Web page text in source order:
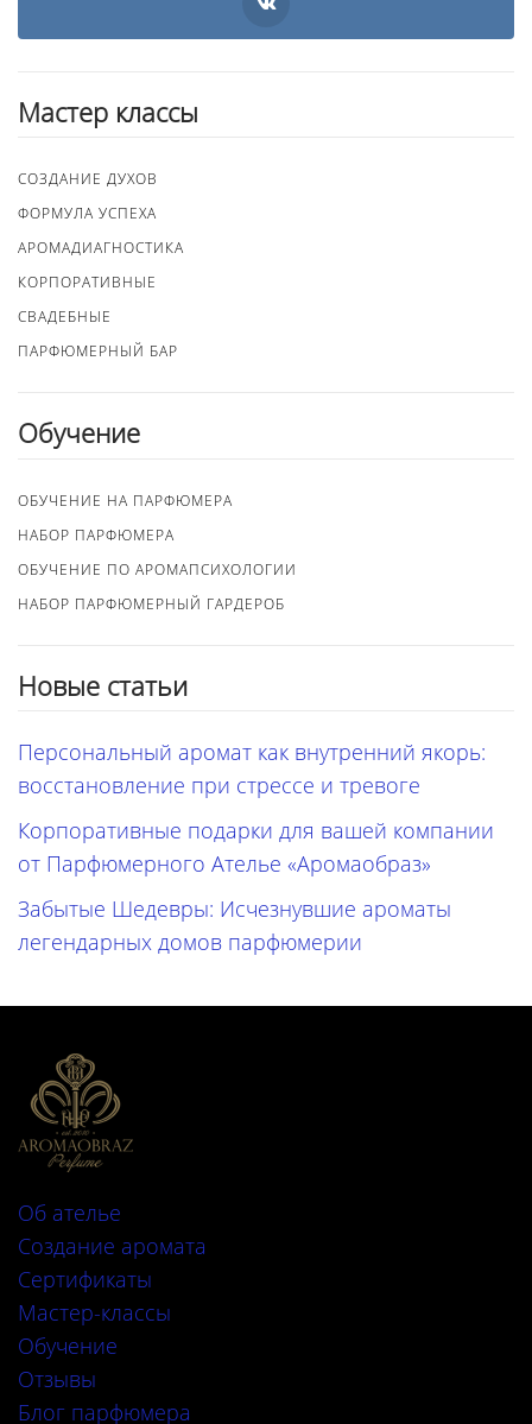
Мастер классы
СОЗДАНИЕ ДУХОВ
ФОРМУЛА УСПЕХА
АРОМАДИАГНОСТИКА
КОРПОРАТИВНЫЕ
СВАДЕБНЫЕ
ПАРФЮМЕРНЫЙ БАР
Обучение
ОБУЧЕНИЕ НА ПАРФЮМЕРА
НАБОР ПАРФЮМЕРА
ОБУЧЕНИЕ ПО АРОМАПСИХОЛОГИИ
НАБОР ПАРФЮМЕРНЫЙ ГАРДЕРОБ
Новые статьи
Персональный аромат как внутренний якорь:
восстановление при стрессе и тревоге
Корпоративные подарки для вашей компании
от Парфюмерного Ателье «Аромаобраз»
Забытые Шедевры: Исчезнувшие ароматы
легендарных домов парфюмерии
Об ателье
Создание аромата
Сертификаты
Мастер-классы
Обучение
Отзывы
Блог парфюмера